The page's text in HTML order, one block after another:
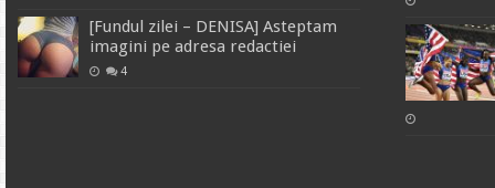
[Fundul zilei – DENISA] Asteptam
imagini pe adresa redactiei
4